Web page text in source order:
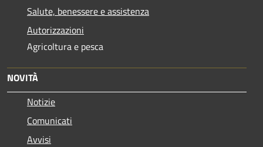
Salute, benessere e assistenza
Autorizzazioni
Agricoltura e pesca
NOVITÀ
Notizie
Comunicati
Avvisi